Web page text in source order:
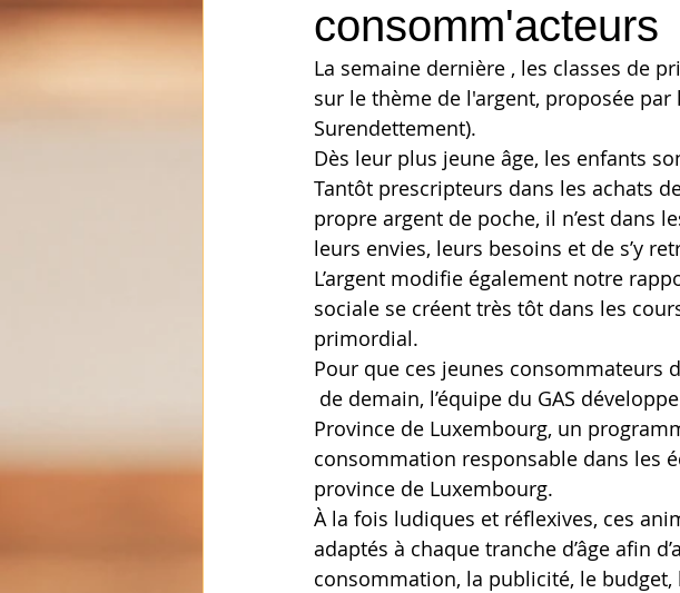
consomm'acteurs
La semaine dernière , les classes de
sur le thème de l'argent, proposée par
Surendettement).
Dès leur plus jeune âge, les enfants
Tantôt prescripteurs dans les achats
propre argent de poche, il n’est dans
leurs envies, leurs besoins et de s’y
L’argent modifie également notre
sociale se créent très tôt dans les
primordial.
Pour que ces jeunes consommateurs
Province de Luxembourg, un
consommation responsable dans les
province de Luxembourg.
À la fois ludiques et réflexives, ces
adaptés à chaque tranche d’âge afin
consom­mation, la publicité, le budget,